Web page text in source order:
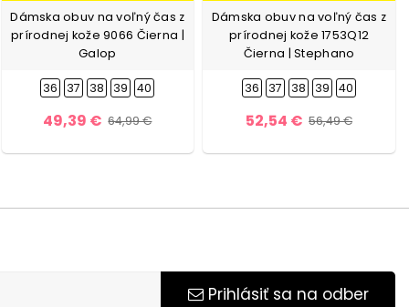
Dámska obuv na voľný čas z
prírodnej kože 9066 Čierna |
Galop
36 37 38 39 40
49,39 € 64,99 €
Dámska obuv na voľný čas z
prírodnej kože 1753Q12
Čierna | Stephano
36 37 38 39 40
52,54 € 56,49 €
Prihlásiť sa na odber